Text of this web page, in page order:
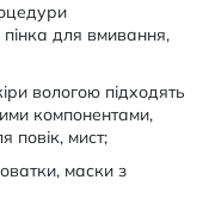
для вмивання,
вологою підходять
компонентами,
повік, мист;
маски з